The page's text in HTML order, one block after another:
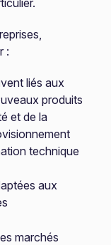
:
liés aux
produits
et de la
technique
aux
marchés